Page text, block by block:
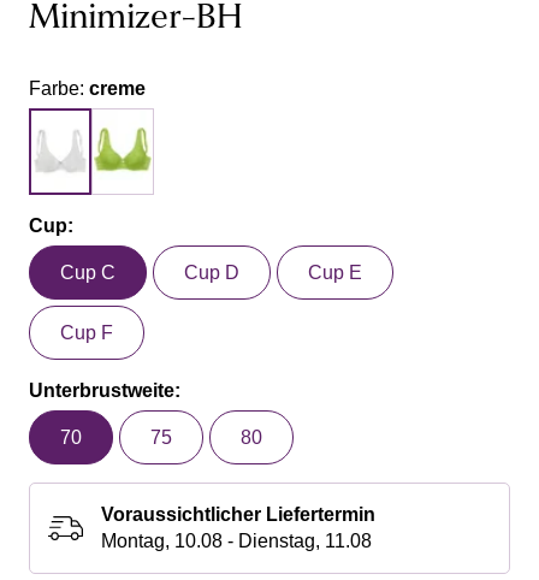
Minimizer-BH
Farbe: creme
Cup:
Cup C Cup D Cup E
Cup F
Unterbrustweite:
70 75 80
Voraussichtlicher Liefertermin
Montag, 10.08 - Dienstag, 11.08